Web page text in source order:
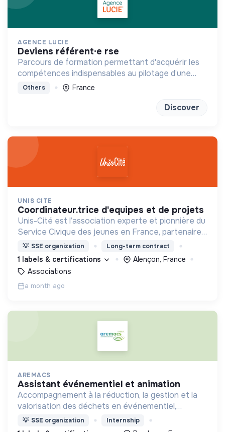
AGENCE LUCIE
deviens référent·e rse
Parcours de formation permettant d'acquérir les
compétences indispensables au pilotage d’une
stratégie RSE/RSO
Others France
Discover
UNIS CITE
coordinateur.trice d'equipes et de projets
Unis-Cité est l’association experte et pionnière du
Service Civique des jeunes en France, partenaire
privilégié de l’Etat et des collectivités dans le
déploiement du Service Civique.
💡 SSE organization Long-term contract
1 labels & certifications
Alençon, France
Associations
a month ago
AREMACS
assistant événementiel et animation
Accompagnement à la réduction, la gestion et la
valorisation des déchets en événementiel,
sensibilisation des publics et écoresponsabilité
événementielle
💡 SSE organization Internship